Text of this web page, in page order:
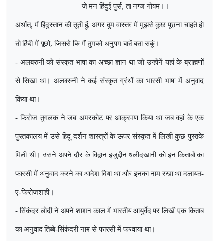
जे मन हिंदुई पुर्स,ता नग्ज गोयम।।
अर्थात्,मैं हिंदुस्तान की तूती हूँ, अगर तुम वास्तव में मुझसे कुछ पूछना चाहते हो
तो हिंदी में पूछो,जिससे कि मैं तुमको अनुपम बातें बता सकूं।
- अलबरुनी को संस्कृत भाषा का अच्छा ज्ञान था जो उन्होंनें यहां के ब्राह्मणों
से सिखा था। अलबरुनी ने कई संस्कृत ग्रंथों का भारसी भाषा में अनुवाद
किया था।
- फिरोज तुगलक ने जब अमरकोट पर आक्रमण किया था जब वहां के एक
पुस्तकालय में उसे हिंदू दर्शन शास्त्रों के ऊपर संस्कृत में लिखी कुछ पुस्तके
मिली थी। उसने अपने दौर के विद्वान इजुद्दीन धलीदखानी को इन किताबों का
फारसी में अनुवाद करने का आदेश दिया था और इनका नाम रखा था दलायत-
ए-फिरोजशाही।
- सिंकंदर लोदी ने अपने शाशन काल में भारतीय आयुर्वेद पर लिखी एक किताब
का अनुवाद तिब्बे-सिंकंदरी नाम से फारसी में फरवाया था।